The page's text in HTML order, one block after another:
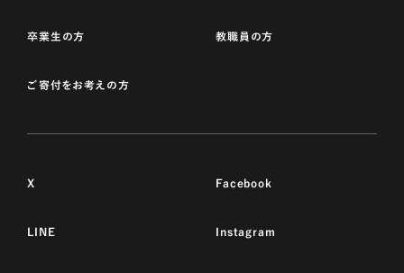
卒業生の方 教職員の方
ご寄付をお考えの方
X Facebook
LINE Instagram